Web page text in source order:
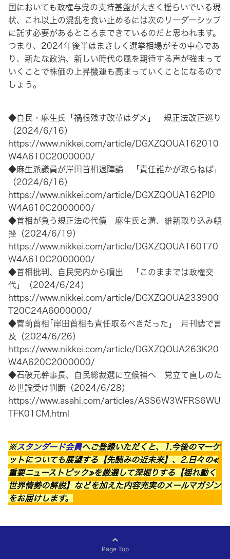
国においても政権与党の支持基盤が大きく揺らいでいる現
状、これ以上の混乱を食い止めるには次のリーダーシップ
に託す必要があるところまできているのだと思われます。
つまり、2024年後半はまさしく選挙相場がその中心であ
り、新たな政治、新しい時代の風を期待する声が強まって
いくことで株価の上昇機運も高まっていくことになるので
しょう。
◆自民・麻生氏「禍根残す改革はダメ」 規正法改正巡り
（2024/6/16）
https://www.nikkei.com/article/DGXZQOUA162010
W4A610C2000000/
◆麻生派議員が岸田首相退陣論 「責任誰かが取らねば」
（2024/6/16）
https://www.nikkei.com/article/DGXZQOUA162PI0
W4A610C2000000/
◆首相が負う規正法の代償 麻生氏と溝、維新取り込み頓
挫（2024/6/19）
https://www.nikkei.com/article/DGXZQOUA160T70
W4A610C2000000/
◆首相批判、自民党内から噴出 「このままでは政権交
代」（2024/6/24）
https://www.nikkei.com/article/DGXZQOUA233900
T20C24A6000000/
◆菅前首相｢岸田首相も責任取るべきだった｣ 月刊誌で言
及（2024/6/26）
https://www.nikkei.com/article/DGXZQOUA263K20
W4A620C2000000/
◆石破元幹事長、自民総裁選に立候補へ 党立て直しのた
め世論受け判断（2024/6/28）
https://www.asahi.com/articles/ASS6W3WFRS6WU
TFK01CM.html
※スタンダード会員へご登録いただくと、1.今後のマーケ
ットについても展望する【先読みの近未来】、2.日々の≪
重要ニューストピック≫を厳選して深堀りする【揺れ動く
世界情勢の解説】などを加えた内容充実のメールマガジン
をお届けします。
Page Top